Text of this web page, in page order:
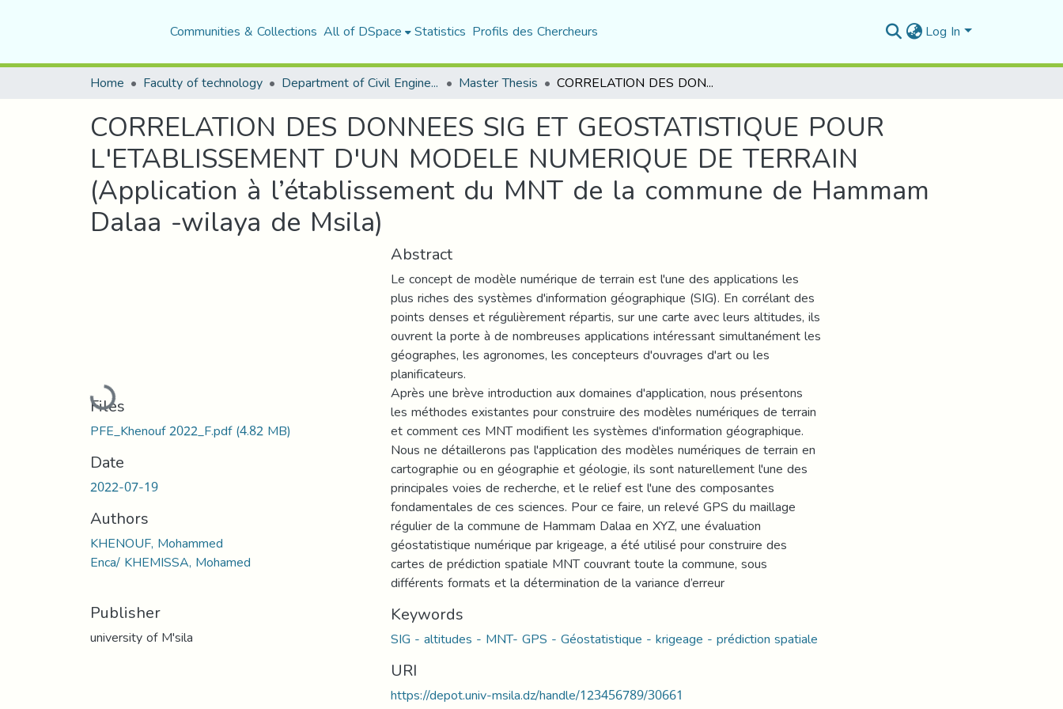
Communities & Collections All of DSpace Statistics Profils des Chercheurs Log In
Home Faculty of technology Department of Civil Engineering Master Thesis CORRELATION DES DONNEES SIG ET GEOSTATISTIQUE POUR L'ETABLISSEMENT D'UN MODELE NUMERIQUE DE TERRAIN (Application à l’établissement du MNT de la commune de Hammam Dalaa -wilaya de Msila)
CORRELATION DES DONNEES SIG ET GEOSTATISTIQUE POUR
L'ETABLISSEMENT D'UN MODELE NUMERIQUE DE TERRAIN
(Application à l’établissement du MNT de la commune de Hammam
Dalaa -wilaya de Msila)
Loading...
Files
PFE_Khenouf 2022_F.pdf(4.82 MB)
Date
2022-07-19
Authors
KHENOUF, Mohammed
Enca/ KHEMISSA, Mohamed
Publisher
university of M'sila
Abstract
Le concept de modèle numérique de terrain est l'une des applications les
plus riches des systèmes d'information géographique (SIG). En corrélant des
points denses et régulièrement répartis, sur une carte avec leurs altitudes, ils
ouvrent la porte à de nombreuses applications intéressant simultanément les
géographes, les agronomes, les concepteurs d'ouvrages d'art ou les
planificateurs.
Après une brève introduction aux domaines d'application, nous présentons
les méthodes existantes pour construire des modèles numériques de terrain
et comment ces MNT modifient les systèmes d'information géographique.
Nous ne détaillerons pas l'application des modèles numériques de terrain en
cartographie ou en géographie et géologie, ils sont naturellement l'une des
principales voies de recherche, et le relief est l'une des composantes
fondamentales de ces sciences. Pour ce faire, un relevé GPS du maillage
régulier de la commune de Hammam Dalaa en XYZ, une évaluation
géostatistique numérique par krigeage, a été utilisé pour construire des
cartes de prédiction spatiale MNT couvrant toute la commune, sous
différents formats et la détermination de la variance d’erreur
Keywords
SIG - altitudes - MNT- GPS - Géostatistique - krigeage - prédiction spatiale
URI
https://depot.univ-msila.dz/handle/123456789/30661